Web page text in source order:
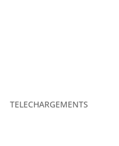
TELECHARGEMENTS